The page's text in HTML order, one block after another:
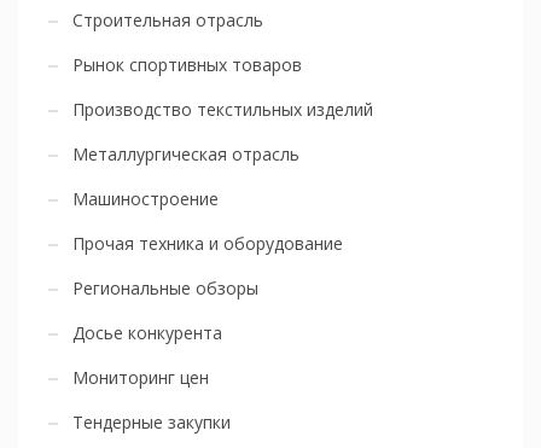
Строительная отрасль
Рынок спортивных товаров
Производство текстильных изделий
Металлургическая отрасль
Машиностроение
Прочая техника и оборудование
Региональные обзоры
Досье конкурента
Мониторинг цен
Тендерные закупки